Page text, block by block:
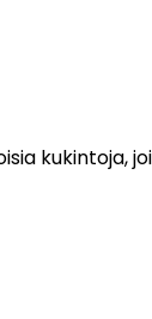
kukintoja,